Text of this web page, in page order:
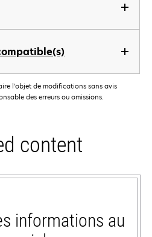
l'objet de modifications sans avis
des erreurs ou omissions.
content
informations au